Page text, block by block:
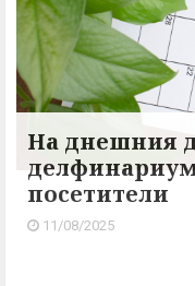
На днешния
делфинариум
посетители
11/08/2025